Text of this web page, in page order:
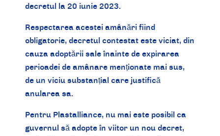
decretul la 20 iunie 2023.
Respectarea acestei amânări fiind
obligatorie, decretul contestat este viciat, din
cauza adoptării sale înainte de expirarea
perioadei de amânare menționate mai sus,
de un viciu substanțial care justifică
anularea sa.
Pentru Plastalliance, nu mai este posibil ca
guvernul să adopte în viitor un nou decret,